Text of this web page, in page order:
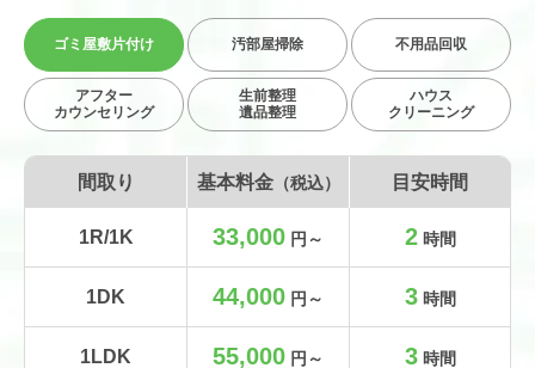
ゴミ屋敷片付け 汚部屋掃除 不用品回収
アフター
カウンセリング
生前整理
遺品整理
ハウス
クリーニング
間取り 基本料金（税込） 目安時間
1R/1K 33,000 円～ 2時間
1DK 44,000 円～ 3時間
1LDK 55,000 円～ 3時間